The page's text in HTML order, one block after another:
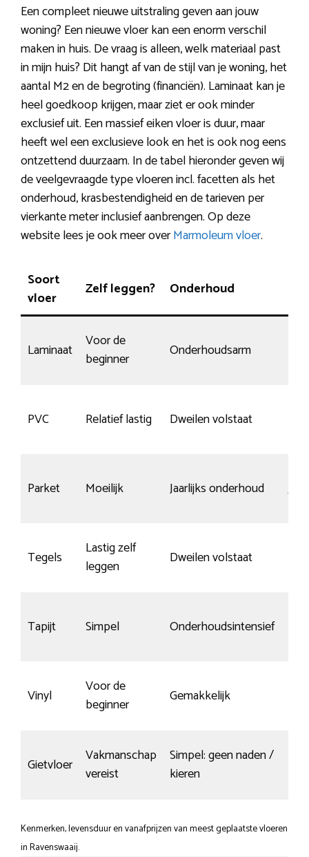
Een compleet nieuwe uitstraling geven aan jouw
woning? Een nieuwe vloer kan een enorm verschil
maken in huis. De vraag is alleen, welk materiaal past
in mijn huis? Dit hangt af van de stijl van je woning, het
aantal M2 en de begroting (financiën). Laminaat kan je
heel goedkoop krijgen, maar ziet er ook minder
exclusief uit. Een massief eiken vloer is duur, maar
heeft wel een exclusieve look en het is ook nog eens
ontzettend duurzaam. In de tabel hieronder geven wij
de veelgevraagde type vloeren incl. facetten als het
onderhoud, krasbestendigheid en de tarieven per
vierkante meter inclusief aanbrengen. Op deze
website lees je ook meer overMarmoleum vloer.
Soort
vloer
Zelf leggen? Onderhoud
Laminaat
Voor de
beginner
Onderhoudsarm
PVC Relatief lastig Dweilen volstaat
Parket Moeilijk Jaarlijks onderhoud Ja,
Tegels
Lastig zelf
leggen
Dweilen volstaat
Tapijt Simpel Onderhoudsintensief
Vinyl
Voor de
beginner
Gemakkelijk
Gietvloer
Vakmanschap
vereist
Simpel: geen naden /
kieren
Kenmerken, levensduur en vanafprijzen van meest geplaatste vloeren
in Ravenswaaij.